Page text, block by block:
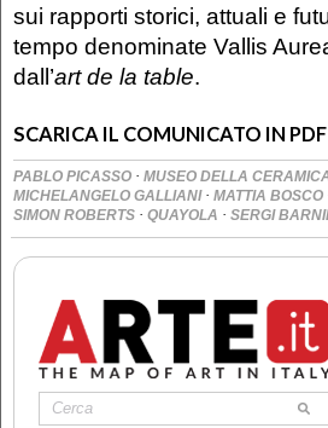
sui rapporti storici, attuali e
tempo denominate Vallis
dall’art de la table.
SCARICA IL COMUNICATO IN PDF
PABLO PICASSO · MUSEO DELLA
MICHELANGELO GALLIANI · MATTIA BOSCO
SIMON ROBERTS · QUAYOLA · SERGI